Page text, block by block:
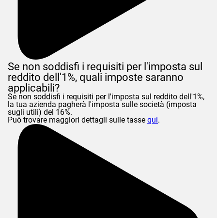
Se non soddisfi i requisiti per l'imposta sul
reddito dell'1%, quali imposte saranno
applicabili?
Se non soddisfi i requisiti per l'imposta sul reddito dell'1%,
la tua azienda pagherà l'imposta sulle società (imposta
sugli utili) del 16%.
Può trovare maggiori dettagli sulle tasse qui.